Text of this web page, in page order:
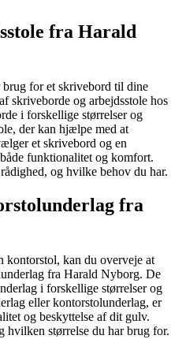
fra Harald
for et skrivebord til dine
skriveborde og arbejdsstole hos
i forskellige størrelser og
der kan hjælpe med at
et skrivebord og en
funktionalitet og komfort.
og hvilke behov du har.
fra
kontorstol, kan du overveje at
fra Harald Nyborg. De
i forskellige størrelser og
eller kontorstolunderlag, er
og beskyttelse af dit gulv.
størrelse du har brug for.